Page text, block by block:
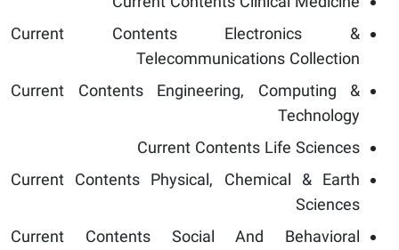
Current Contents Electronics &
Telecommunications Collection
Current Contents Engineering, Computing &
Technology
Current Contents Life Sciences
Current Contents Physical, Chemical & Earth
Sciences
Current Contents Social And Behavioral